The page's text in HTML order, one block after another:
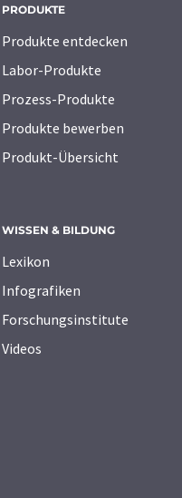
PRODUKTE
Produkte entdecken
Labor-Produkte
Prozess-Produkte
Produkte bewerben
Produkt-Übersicht
WISSEN & BILDUNG
Lexikon
Infografiken
Forschungsinstitute
Videos